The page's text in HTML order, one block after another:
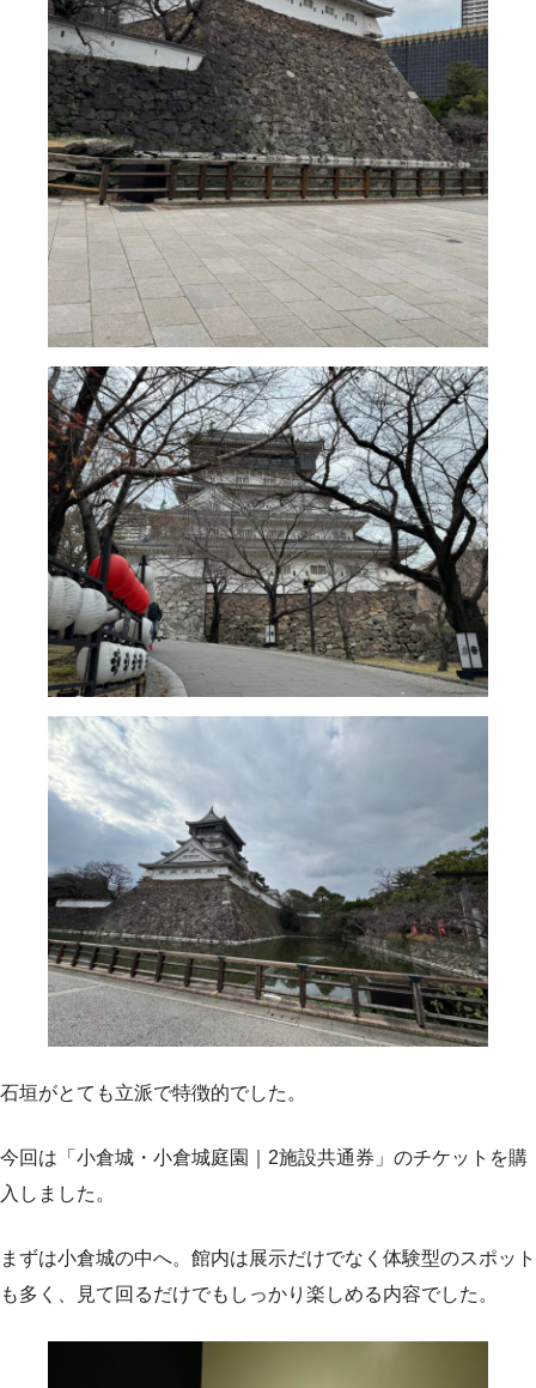
石垣がとても立派で特徴的でした。
今回は「小倉城・小倉城庭園｜2施設共通券」のチケットを購
入しました。
まずは小倉城の中へ。館内は展示だけでなく体験型のスポット
も多く、見て回るだけでもしっかり楽しめる内容でした。